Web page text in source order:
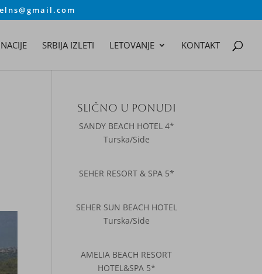
SRBIJA IZLETI LETOVANJE KONTAKT
SLIČNO U PONUDI
SANDY BEACH HOTEL 4*
Turska/Side
SEHER RESORT & SPA 5*
SEHER SUN BEACH HOTEL
Turska/Side
AMELIA BEACH RESORT
HOTEL&SPA 5*